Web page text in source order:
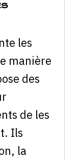
les
manière
des
de les
Ils
la